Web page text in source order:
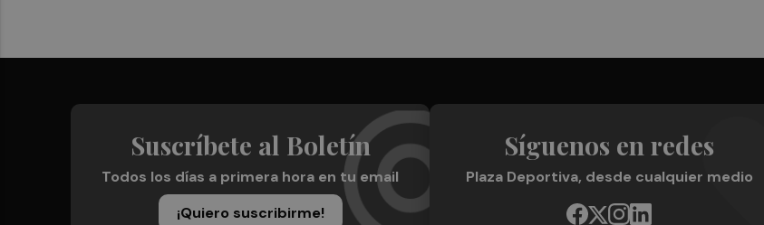
Suscríbete al Boletín
Todos los días a primera hora en tu email
¡Quiero suscribirme!
Síguenos en redes
Plaza Deportiva, desde cualquier medio